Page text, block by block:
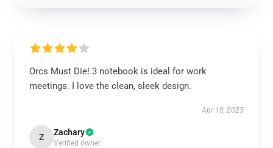
Orcs Must Die! 3 notebook is ideal for work
meetings. I love the clean, sleek design.
Apr 18, 2025
Z Zachary
Verified owner